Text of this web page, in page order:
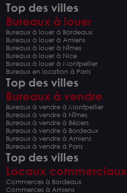
Top des villes
Bureaux à louer
Bureaux à louer à Bordeaux
Bureaux à louer à Amiens
Bureaux à louer à Nîmes
Bureaux à louer à Nice
Bureaux à louer à Montpellier
Bureaux en location à Paris
Top des villes
Bureaux à vendre
Bureaux à vendre à Montpellier
Bureaux à vendre à Nîmes
Bureaux à vendre à Béziers
Bureaux à vendre à Bordeaux
Bureaux à vendre à Amiens
Bureaux à vendre à Paris
Top des villes
Locaux commerciaux
Commerces à Bordeaux
Commerces à Amiens